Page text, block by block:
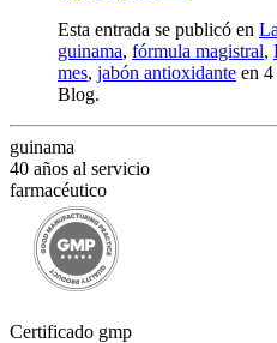
Esta entrada se publicó en
guinama, fórmula magistral,
mes, jabón antioxidante en
Blog.
guinama
40 años al servicio
farmacéutico
Certificado gmp